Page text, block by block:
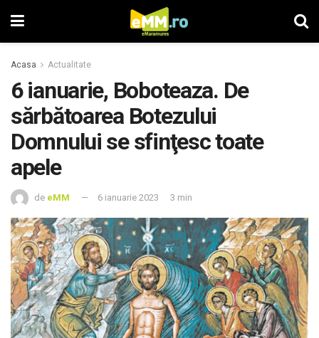
Acasa Actualitate
6 ianuarie, Boboteaza. De
sărbătoarea Botezului
Domnului se sfinţesc toate
apele
de eMM 6 ianuarie 2023 3 min